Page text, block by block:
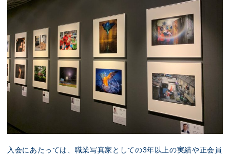
入会にあたっては、職業写真家としての3年以上の実績や正会員